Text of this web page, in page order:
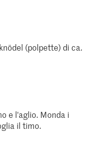
(polpette) di ca.
e l'aglio. Monda i
il timo.